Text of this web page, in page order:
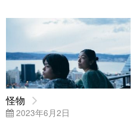
怪物
2023年6月2日